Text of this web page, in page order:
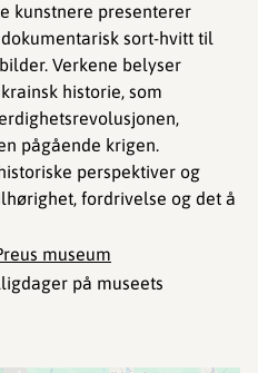
kunstnere presenterer
sort-hvitt til
Verkene belyser
historie, som
pågående krigen.
perspektiver og
fordrivelse og det å
museum
på museets